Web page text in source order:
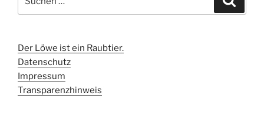
nach:
Der Löwe ist ein Raubtier.
Datenschutz
Impressum
Transparenzhinweis